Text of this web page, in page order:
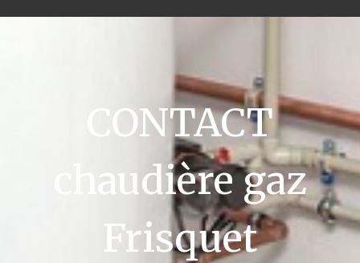
CONTACT
chaudière gaz
Frisquet